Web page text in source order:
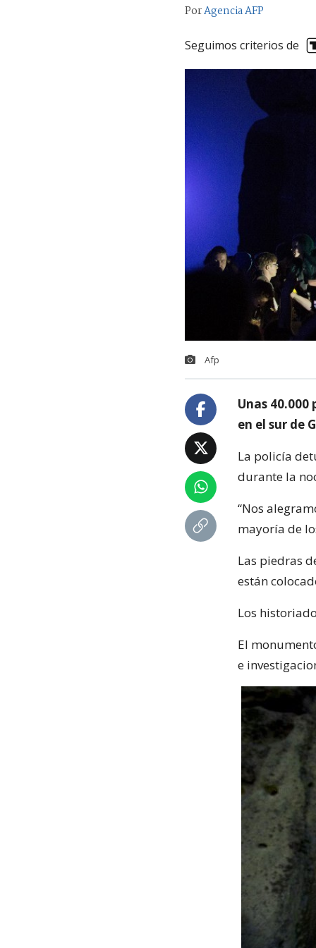
PorAgencia AFP
Seguimos criterios de
Afp
Unas
en el sur de
La policía
durante la
“Nos
mayoría de
Las piedras
están
Los
El
e